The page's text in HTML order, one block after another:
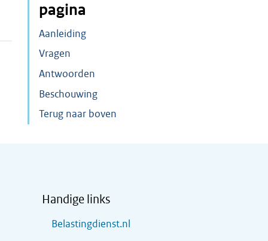
pagina
Aanleiding
Vragen
Antwoorden
Beschouwing
Terug naar boven
Handige links
Belastingdienst.nl